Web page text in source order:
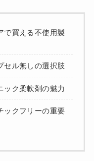
で買える不使用製
セル無しの選択肢
ック柔軟剤の魅力
ックフリーの重要